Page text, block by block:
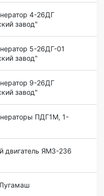
4-26ДГ
завод"
5-26ДГ-01
завод"
9-26ДГ
завод"
ПДГ1М, 1-
двигатель ЯМЗ-236